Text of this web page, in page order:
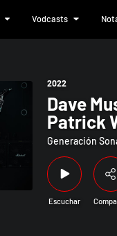
Vodcasts
2022
Dave
Patrick
Generación
Escuchar